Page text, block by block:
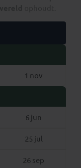
1 nov
6 jun
25 jul
26 sep